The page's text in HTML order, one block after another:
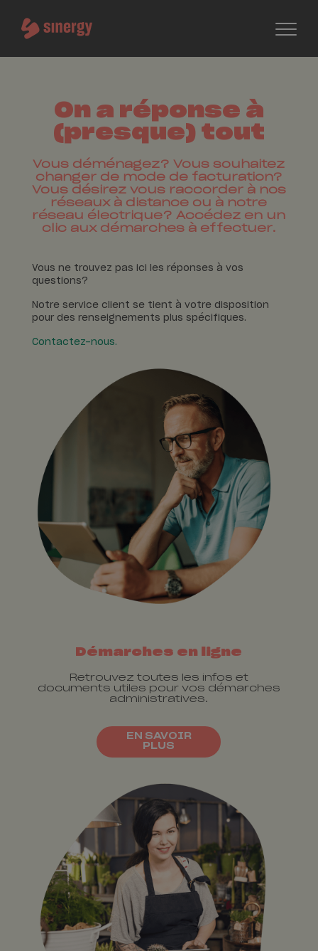
On a réponse à
(presque) tout
Vous déménagez? Vous souhaitez
changer de mode de facturation?
Vous désirez vous raccorder à nos
réseaux à distance ou à notre
réseau électrique? Accédez en un
clic aux démarches à effectuer.
Vous ne trouvez pas ici les réponses à vos
questions?
Notre service client se tient à votre disposition
pour des renseignements plus spécifiques.
Contactez-nous.
Démarches en ligne
Retrouvez toutes les infos et
documents utiles pour vos démarches
administratives.
EN SAVOIR
PLUS